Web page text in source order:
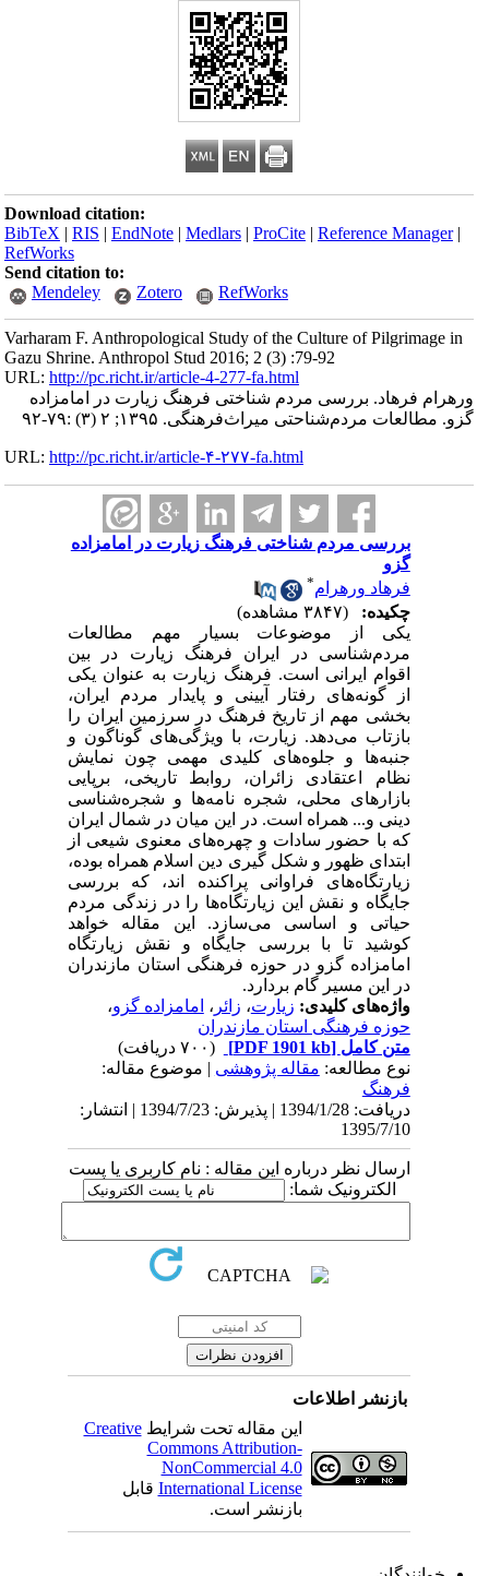
Download citation:
BibTeX |RIS |EndNote |Medlars |ProCite |Reference Manager
RefWorks
Send citation to:
Mendeley
Zotero RefWorks
Varharam F. Anthropological Study of the Culture of Pilgrimage in
Gazu Shrine. Anthropol Stud 2016; 2 (3) :79-92
URL:http://pc.richt.ir/article-4-277-fa.html
ورهرام فرهاد. بررسی مردم شناختی فرهنگ زیارت در امامزاده
گزو. مطالعات مردم‌شناحتی میراث‌فرهنگی. ۱۳۹۵; ۲ (۳) :۷۹-۹۲
URL:http://pc.richt.ir/article-۴-۲۷۷-fa.html
بررسی مردم شناختی فرهنگ زیارت در امامزاده
گزو
فرهاد ورهرام
چکیده:
یکی از موضوعات بسیار مهم مطالعات
مردم‌شناسی در ایران فرهنگ زیارت در بین
اقوام ایرانی است. فرهنگ زیارت به عنوان یکی
از گونه‌های رفتار آیینی و پایدار مردم ایران،
بخشی مهم از تاریخ فرهنگ در سرزمین ایران را
بازتاب می‌دهد. زیارت، با ویژگی‌های گوناگون و
جنبه‌ها و جلوه‌های کلیدی مهمی چون نمایش
نظام اعتقادی زائران، روابط تاریخی، برپایی
بازارهای محلی، شجره نامه‌ها و شجره‌شناسی
دینی و... همراه است. در این میان در شمال ایران
که با حضور سادات و چهره‌های معنوی شیعی از
ابتدای ظهور و شکل گیری دین اسلام همراه بوده،
زیارتگاه‌های فراوانی پراکنده اند، که بررسی
جایگاه و نقش این زیارتگاه‌ها را در زندگی مردم
حیاتی و اساسی می‌سازد. این مقاله خواهد
کوشید تا با بررسی جایگاه و نقش زیارتگاه
امامزاده گزو در حوزه فرهنگی استان مازندران
در این مسیر گام بردارد.
واژه‌های کلیدی:زیارت،زائر، امامزاده گزو ،
حوزه فرهنگی استان مازندران
متن کامل[PDF 1901 kb]
نوع مطالعه:مقاله پژوهشی| موضوع مقاله:
فرهنگ
دریافت: 1394/1/28 | پذیرش: 1394/7/23 | انتشار:
1395/7/10
ارسال نظر درباره این مقاله : نام کاربری یا پست
الکترونیک شما:
بازنشر اطلاعات
این مقاله تحت شرایطCreative
Commons Attribution-
NonCommercial 4.0
International Licenseقابل
بازنشر است.